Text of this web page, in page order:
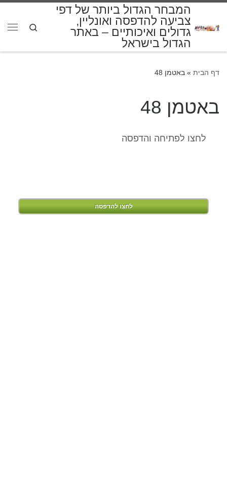
המבחר הגדול ביותר של דפי
צביעה להדפסה ואונליין,
גדולים ואיכותיים – באתר
הגדול בישראל
Search
דף הבית » באטמן 48
באטמן 48
לחצו לפתיחה והדפסה
לחצו להדפסה